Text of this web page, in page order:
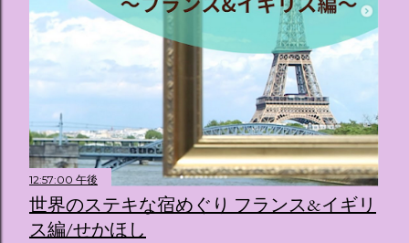
ト ：ピンクを基調とした華やかなエントランスロビーでルー
ムキーを受け取り、まるでホテルに滞在するかのような没入
感を味わいながら進んでいきます。ロビーではお花をまとっ
たポムポムプリンが出迎えてくれます。 幻想的な共有スペー
ス ：きらめく光に満ちたガーデンや、美しいボールルーム
（舞踏会）、さらには本物の砂を使ったピンク色の美しいビ
ーチ（ポチャッコの隣に座れるエリア）など、写真映え間違
いなしの空間が広がります。 🛌 2. 個性あふれる「9つの客室
（テーマルーム）」 イベントの目玉となるのが、サンリオの
人気キャラクターたちがそれぞれの“好き”や理想を詰め込ん
でデザインした客室のエリアです。 ハローキティ...
12:57:00 午後
世界のステキな宿めぐり フランス&イギリ
ス編/せかほし